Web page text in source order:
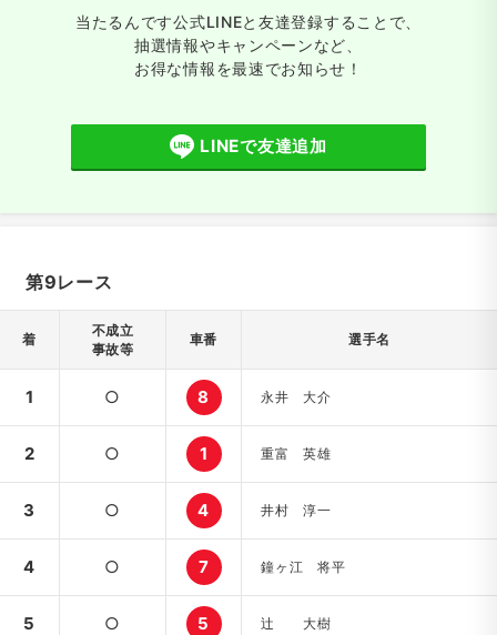
当たるんです公式LINEと友達登録することで、
抽選情報やキャンペーンなど、
お得な情報を最速でお知らせ！
LINEで友達追加
第9レース
着
不成立
事故等
車番 選手名
1 ○ 8 永井 大介
2 ○ 1 重富 英雄
3 ○ 4 井村 淳一
4 ○ 7 鐘ヶ江 将平
5 ○ 5 辻 大樹